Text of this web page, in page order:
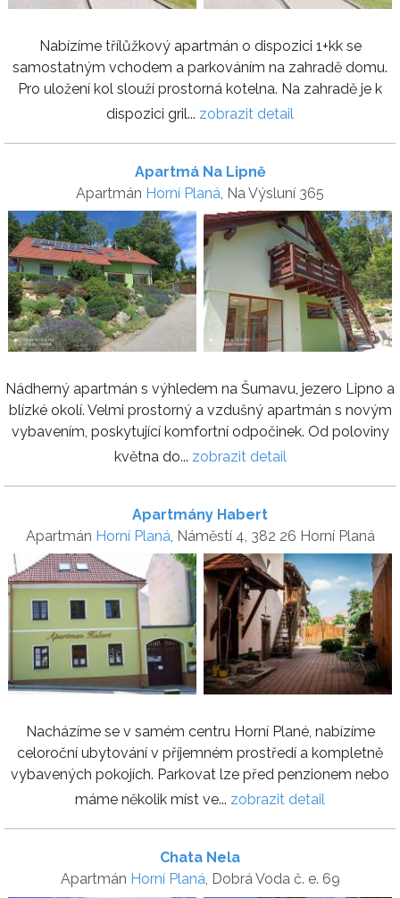
Nabízíme třílůžkový apartmán o dispozici 1+kk se
samostatným vchodem a parkováním na zahradě domu.
Pro uložení kol slouží prostorná kotelna. Na zahradě je k
dispozici gril... zobrazit detail
Apartmá Na Lipně
Apartmán Horní Planá, Na Výsluní 365
Nádherný apartmán s výhledem na Šumavu, jezero Lipno a
blízké okolí. Velmi prostorný a vzdušný apartmán s novým
vybavením, poskytující komfortní odpočinek. Od poloviny
května do... zobrazit detail
Apartmány Habert
Apartmán Horní Planá, Náměstí 4, 382 26 Horní Planá
Nacházíme se v samém centru Horní Plané, nabízíme
celoroční ubytování v příjemném prostředí a kompletně
vybavených pokojích. Parkovat lze před penzionem nebo
máme několik míst ve... zobrazit detail
Chata Nela
Apartmán Horní Planá, Dobrá Voda č. e. 69